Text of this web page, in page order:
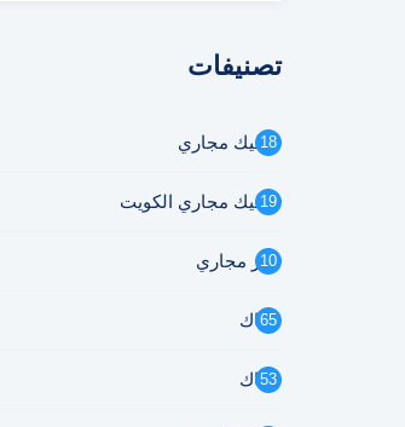
تصنيفات
تسليك مجاري
18
تسليك مجاري الكويت
19
تنكر مجاري
10
سباك
65
سباك
53